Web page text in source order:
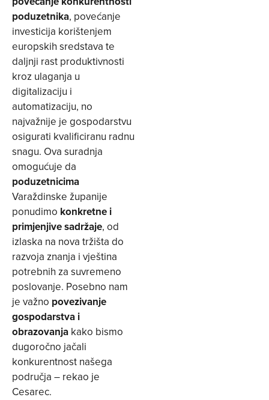
poduzetnika, povećanje
investicija korištenjem
europskih sredstava te
daljnji rast produktivnosti
kroz ulaganja u
digitalizaciju i
automatizaciju, no
najvažnije je gospodarstvu
osigurati kvalificiranu radnu
snagu. Ova suradnja
omogućuje da
poduzetnicima
Varaždinske županije
ponudimo konkretne i
primjenjive sadržaje, od
izlaska na nova tržišta do
razvoja znanja i vještina
potrebnih za suvremeno
poslovanje. Posebno nam
je važno povezivanje
gospodarstva i
obrazovanja kako bismo
dugoročno jačali
konkurentnost našega
područja – rekao je
Cesarec.